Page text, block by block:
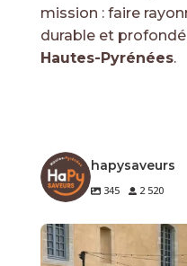
mission : faire
durable et
Hautes-Pyrénées.
hapysaveurs
345 2 520
🍷 Nos adhérents